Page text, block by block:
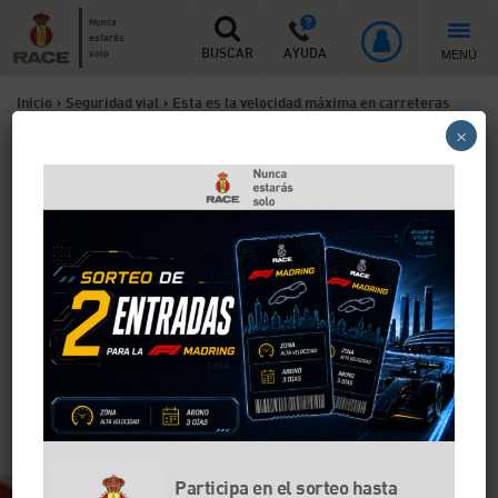
Nunca
estarás
solo
BUSCAR AYUDA MENÚ
Inicio > Seguridad vial > Esta es la velocidad máxima en carreteras
Esta es la velocidad máxima
en carreteras
convencionales
La Dirección General de Tráfico redujo en 2019 la
velocidad máxima permitida en carreteras
convencionales hasta los 90 km/h en lugar de los 100
km/h anteriores con el objetivo de reducir la
siniestralidad en este tipo de vías.
Participa en el sorteo hasta
×